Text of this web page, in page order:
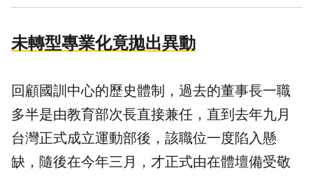
未轉型專業化竟拋出異動
回顧國訓中心的歷史體制，過去的董事長一職
多半是由教育部次長直接兼任，直到去年九月
台灣正式成立運動部後，該職位一度陷入懸
缺，隨後在今年三月，才正式由在體壇備受敬